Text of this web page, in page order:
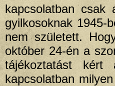
kapcsolatban csak
gyilkosoknak 1945-
nem született.
október 24-én a
tájékoztatást
kapcsolatban